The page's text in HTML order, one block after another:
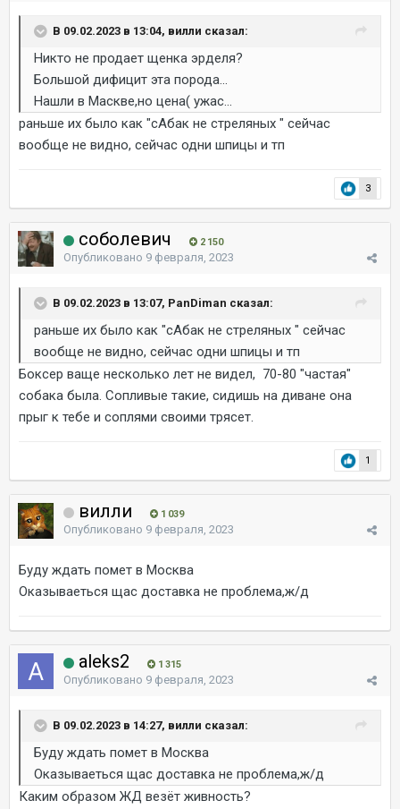
В 09.02.2023 в 13:04, вилли сказал:
Никто не продает щенка эрделя?
Большой дифицит эта порода...
Нашли в Маскве,но цена( ужас...
раньше их было как "сАбак не стреляных " сейчас
вообще не видно, сейчас одни шпицы и тп
3
соболевич 2 150
Опубликовано 9 февраля, 2023
В 09.02.2023 в 13:07, PanDiman сказал:
раньше их было как "сАбак не стреляных " сейчас
вообще не видно, сейчас одни шпицы и тп
Боксер ваще несколько лет не видел, 70-80 "частая"
собака была. Сопливые такие, сидишь на диване она
прыг к тебе и соплями своими трясет.
1
вилли 1 039
Опубликовано 9 февраля, 2023
Буду ждать помет в Москва
Оказываеться щас доставка не проблема,ж/д
aleks2 1 315
Опубликовано 9 февраля, 2023
В 09.02.2023 в 14:27, вилли сказал:
Буду ждать помет в Москва
Оказываеться щас доставка не проблема,ж/д
Каким образом ЖД везёт живность?